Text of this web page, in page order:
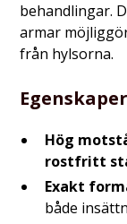
behandlingar.
armar
från hylsorna.
Hög
rostfritt
Exakt
både